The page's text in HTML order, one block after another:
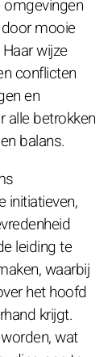
mooie
wijze
conflicten
en
alle betrokken
balans.
initiatieven,
leiding te
waarbij
het hoofd
krijgt.
wat